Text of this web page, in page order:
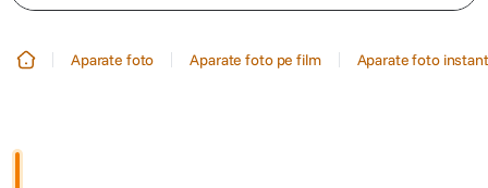
Aparate foto Aparate foto pe film Aparate foto instant